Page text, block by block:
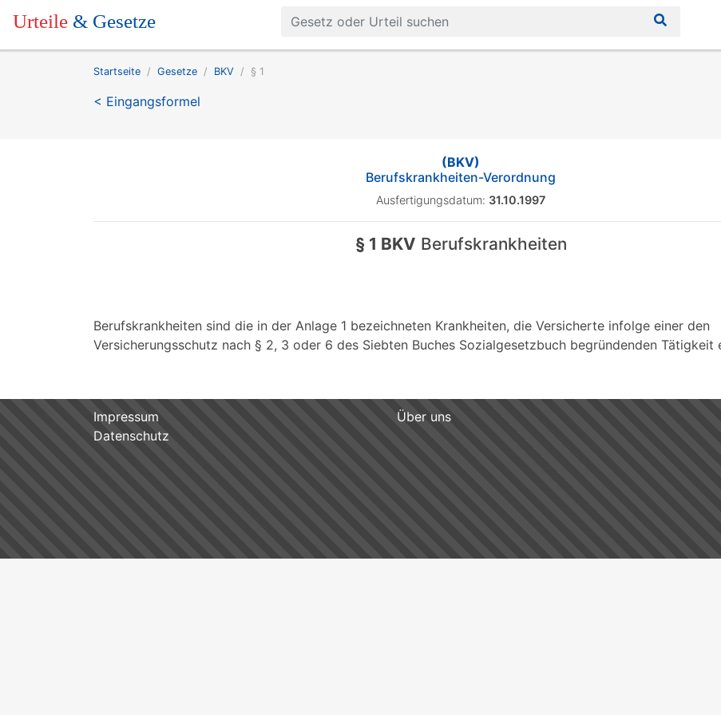
Urteile & Gesetze
Startseite Gesetze BKV § 1
< Eingangsformel
(BKV)
Berufskrankheiten-Verordnung
Ausfertigungsdatum: 31.10.1997
§ 1 BKV Berufskrankheiten
Berufskrankheiten sind die in der Anlage 1 bezeichneten Krankheiten, die Versicherte infolge einer den
Versicherungsschutz nach § 2, 3 oder 6 des Siebten Buches Sozialgesetzbuch begründenden Tätigkeit
Impressum
Über uns
Datenschutz